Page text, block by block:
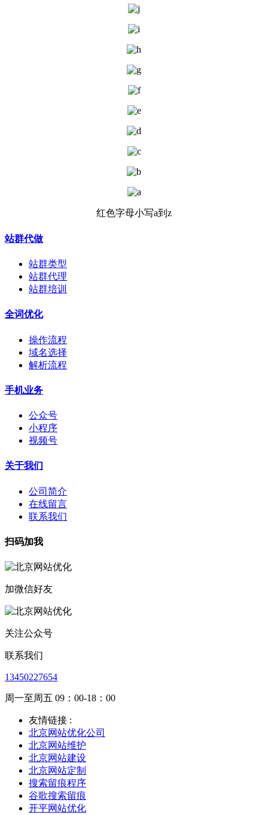
红色字母小写a到z
站群代做
站群类型
站群代理
站群培训
全词优化
操作流程
域名选择
解析流程
手机业务
公众号
小程序
视频号
关于我们
公司简介
在线留言
联系我们
扫码加我
加微信好友
关注公众号
联系我们
13450227654
周一至周五 09：00-18：00
友情链接 :
北京网站优化公司
北京网站维护
北京网站建设
北京网站定制
搜索留痕程序
谷歌搜索留痕
开平网站优化